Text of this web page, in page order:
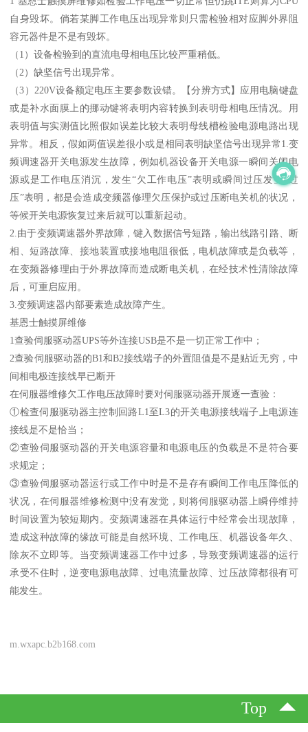
自身毁坏。倘若某脚工作电压出现异常则只需检验相对应脚外界阻
容元器件是不是有毁坏。
（1）设备检验到的直流电母相电压比较严重稍低。
（2）缺坚信号出现异常。
（3）220V设备额定电压主要参数设错。【分辨方式】应用电脑键盘
或是补水面膜上的挪动键将表明内容转换到表明母相电压情况。用
表明值与实测值比照假如误差比较大表明母线槽检验电源电路出现
异常。相反，假如两值误差很小或是相同表明缺坚信号出现异常1.变
频调速器开关电源发生故障，例如机器设备开关电源一瞬间关闭电
源或是工作电压消沉，发生“欠工作电压”表明或瞬间过压发生“过
压”表明，都是会造成变频器修理欠压保护或过压断电关机的状况，
等候开关电源恢复过来后就可以重新起动。
2.由于变频调速器外界故障，键入数据信号短路，输出线路引路、断
相、短路故障、接地装置或接地电阻很低，电机故障或是负载等，
在变频器修理由于外界故障而造成断电关机，在经技术性清除故障
后，可重启应用。
3.变频调速器内部要素造成故障产生。
基恩士触摸屏维修
1查验伺服驱动器UPS等外连接USB是不是一切正常工作中；
2查验伺服驱动器的B1和B2接线端子的外置阻值是不是贴近无穷，中
间相电极连接线早已断开
在伺服器维修欠工作电压故障时要对伺服驱动器开展逐一查验：
①检查伺服驱动器主控制回路L1至L3的开关电源接线端子上电源连
接线是不是恰当；
②查验伺服驱动器的开关电源容量和电源电压的负载是不是符合要
求规定；
③查验伺服驱动器运行或工作中时是不是存有瞬间工作电压降低的
状况，在伺服器维修检测中没有发觉，则将伺服驱动器上瞬停维持
时间设置为较短期内。变频调速器在具体运行中经常会出现故障，
造成这种故障的缘故可能是自然环境、工作电压、机器设备年久、
除灰不立即等。当变频调速器工作中过多，导致变频调速器的运行
承受不住时，逆变电源电故障、过电流量故障、过压故障都很有可
能发生。
m.wxapc.b2b168.com
Top